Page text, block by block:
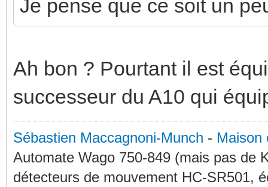
Je pense que ce soit un
Ah bon ? Pourtant il est
successeur du A10 qui
Sébastien Maccagnoni-Munch - Maison
Automate Wago 750-849 (mais pas de
détecteurs de mouvement HC-SR501,